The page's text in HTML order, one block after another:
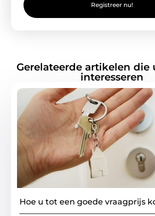
Registreer nu!
Gerelateerde artikelen die
interesseren
Hoe u tot een goede vraagprijs